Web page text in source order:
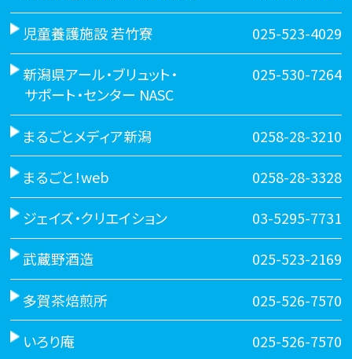
児童養護施設 若竹寮 025-523-4029
新潟県アール・ブリュット・
サポート・センター NASC
025-530-7264
まるごとメディア新潟 0258-28-3210
まるごと！web 0258-28-3328
ジェイズ・クリエイション 03-5295-7731
武蔵野酒造 025-523-2169
多賀茶焙煎所 025-526-7570
いろり庵 025-526-7570